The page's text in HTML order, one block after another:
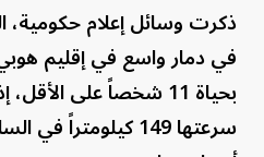
ذكرت وسائل إعلام حكومية،
⁠في دمار ‌واسع في إقليم
بحياة 11 ⁠شخصاً على
سرعتها 149